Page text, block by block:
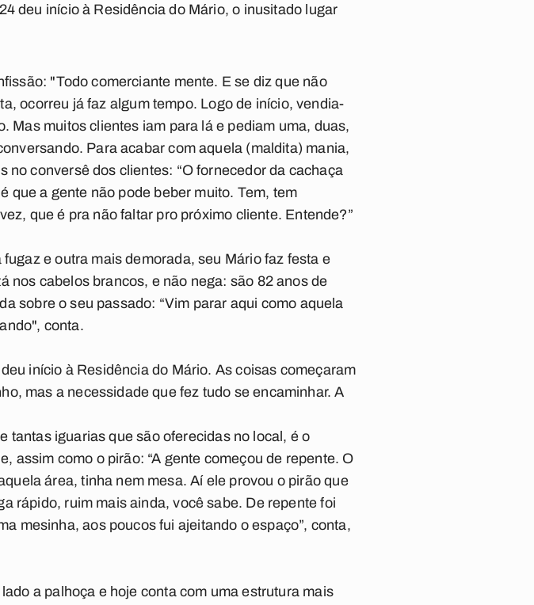
deu início à Residência do Mário, o inusitado lugar
"Todo comerciante mente. E se diz que não
ocorreu já faz algum tempo. Logo de início, vendia-
Mas muitos clientes iam para lá e pediam uma, duas,
Para acabar com aquela (maldita) mania,
conversê dos clientes: “O fornecedor da cachaça
que a gente não pode beber muito. Tem, tem
que é pra não faltar pro próximo cliente. Entende?”
e outra mais demorada, seu Mário faz festa e
nos cabelos brancos, e não nega: são 82 anos de
sobre o seu passado: “Vim parar aqui como aquela
conta.
início à Residência do Mário. As coisas começaram
mas a necessidade que fez tudo se encaminhar. A
tantas iguarias que são oferecidas no local, é o
assim como o pirão: “A gente começou de repente. O
área, tinha nem mesa. Aí ele provou o pirão que
rápido, ruim mais ainda, você sabe. De repente foi
mesinha, aos poucos fui ajeitando o espaço”, conta,
a palhoça e hoje conta com uma estrutura mais